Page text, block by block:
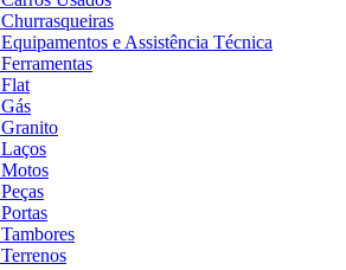
e Assistência Técnica